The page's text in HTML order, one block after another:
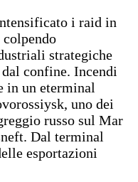
i raid in
strategiche
confine. Incendi
in un eterminal
uno dei
russo sul Mar
Dal terminal
esportazioni